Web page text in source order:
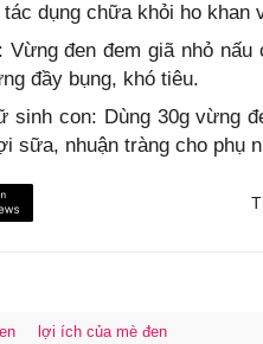
dụng chữa khỏi ho khan
đen đem giã nhỏ
đầy bụng, khó tiêu.
sinh con: Dùng 30g vừng
sữa, nhuận tràng cho phụ
lợi ích của mè đen